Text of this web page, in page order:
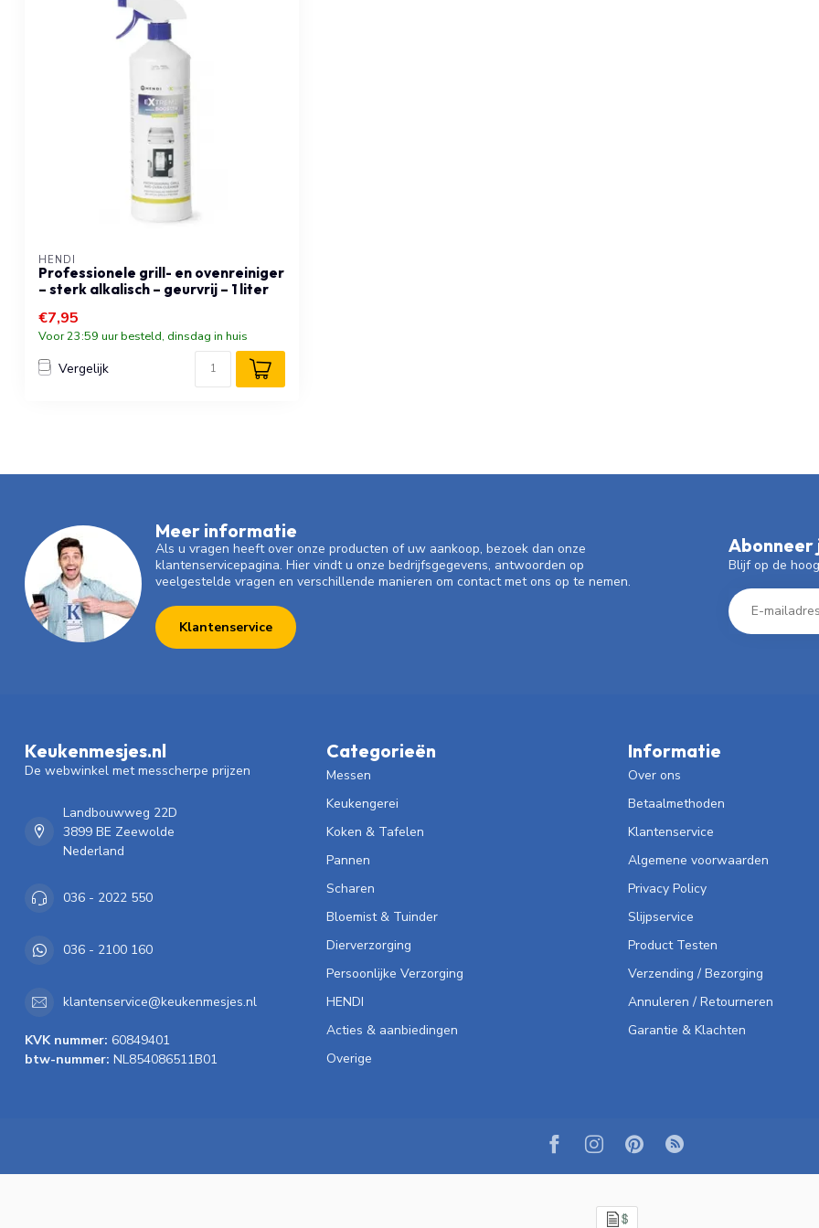
HENDI
Professionele grill- en ovenreiniger
– sterk alkalisch – geurvrij – 1 liter
€7,95
Voor 23:59 uur besteld, dinsdag in huis
Vergelijk
Meer informatie
Als u vragen heeft over onze producten of uw aankoop, bezoek dan onze
klantenservicepagina. Hier vindt u onze bedrijfsgegevens, antwoorden op
veelgestelde vragen en verschillende manieren om contact met ons op te nemen.
Klantenservice
Abonneer
Blijf op de
Keukenmesjes.nl
De webwinkel met messcherpe prijzen
Landbouwweg 22D
3899 BE Zeewolde
Nederland
036 - 2022 550
036 - 2100 160
klantenservice@keukenmesjes.nl
KVK nummer: 60849401
btw-nummer: NL854086511B01
Categorieën
Messen
Keukengerei
Koken & Tafelen
Pannen
Scharen
Bloemist & Tuinder
Dierverzorging
Persoonlijke Verzorging
HENDI
Acties & aanbiedingen
Overige
Informatie
Over ons
Betaalmethoden
Klantenservice
Algemene voorwaarden
Privacy Policy
Slijpservice
Product Testen
Verzending / Bezorging
Annuleren / Retourneren
Garantie & Klachten